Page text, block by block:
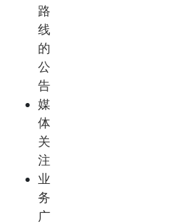
路
线
的
公
告
媒
体
关
注
业
务
广